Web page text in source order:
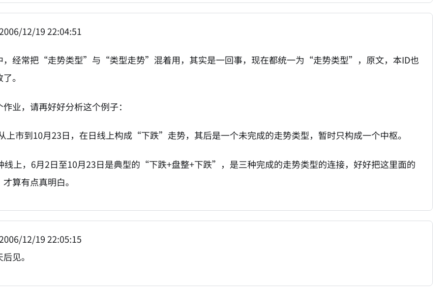
2006/12/19 22:04:51
，经常把“走势类型”与“类型走势”混着用，其实是一回事，现在都统一为“走势类型”，原文，本ID也
。
业，请再好好分析这个例子：
上市到10月23日，在日线上构成“下跌”走势，其后是一个未完成的走势类型，暂时只构成一个中枢。
线上，6月2日至10月23日是典型的“下跌+盘整+下跌”，是三种完成的走势类型的连接，好好把这里面的
算有点真明白。
12/19 22:05:15
见。